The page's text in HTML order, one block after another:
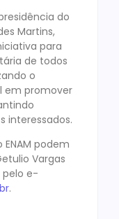
do
Martins,
para
de todos
o
em promover
interessados.
podem
Vargas
pelo e-
.